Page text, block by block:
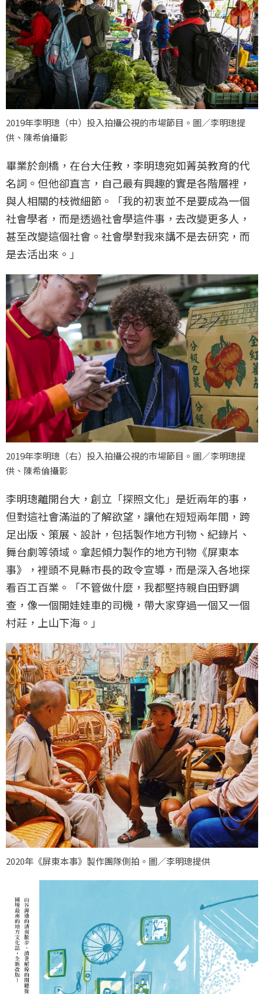
2019年李明璁（中）投入拍攝公視的市場節目。圖／李明璁提
供、陳希倫攝影
畢業於劍橋，在台大任教，李明璁宛如菁英教育的代
名詞。但他卻直言，自己最有興趣的實是各階層裡，
與人相關的枝微細節。「我的初衷並不是要成為一個
社會學者，而是透過社會學這件事，去改變更多人，
甚至改變這個社會。社會學對我來講不是去研究，而
是去活出來。」
2019年李明璁（右）投入拍攝公視的市場節目。圖／李明璁提
供、陳希倫攝影
李明璁離開台大，創立「探照文化」是近兩年的事，
但對這社會滿溢的了解欲望，讓他在短短兩年間，跨
足出版、策展、設計，包括製作地方刊物、紀錄片、
舞台劇等領域。拿起傾力製作的地方刊物《屏東本
事》，裡頭不見縣市長的政令宣導，而是深入各地探
看百工百業。「不管做什麼，我都堅持親自田野調
查，像一個開娃娃車的司機，帶大家穿過一個又一個
村莊，上山下海。」
2020年《屏東本事》製作團隊側拍。圖／李明璁提供